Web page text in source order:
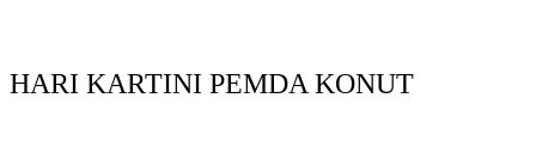
HARI KARTINI PEMDA KONUT